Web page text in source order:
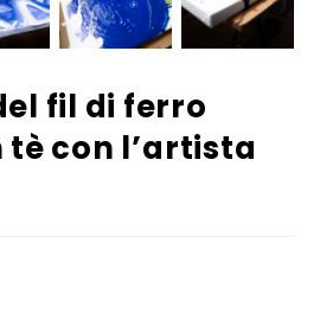
fil di ferro
tè con l’artista